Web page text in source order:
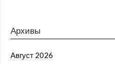
Архивы
Август 2026